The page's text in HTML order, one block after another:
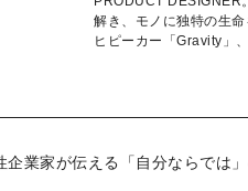
解き、モノに独特の生
ヒピーカー「Gravity」
企業家が伝える「自分ならでは